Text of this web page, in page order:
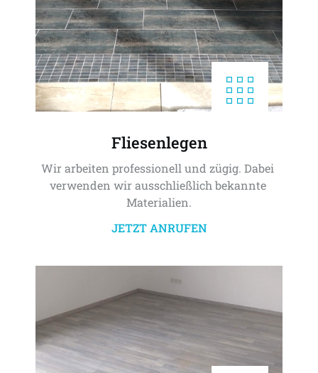
Fliesenlegen
Wir arbeiten professionell und zügig. Dabei
verwenden wir ausschließlich bekannte
Materialien.
JETZT ANRUFEN